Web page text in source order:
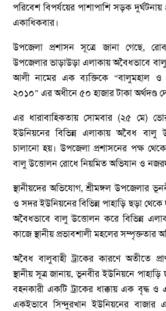
পরিবেশ বিপর্যয়ের পাশাপাশি সড়ক দুর্ঘটনায়
একাধিকবার।
উপজেলা প্রশাসন সূত্রে জানা গেছে,
উপজেলার ভাড়াউড়া এলাকায় অবৈধভাবে
আলী নামের এক ব্যক্তিকে “বালুমহাল ও
২০১০” এর অধীনে ৫০ হাজার টাকা অর্থদণ্ড
এর ধারাবাহিকতায় সোমবার (২৫ মে)
ইউনিয়নের বিভিন্ন এলাকায় অবৈধ বালু
চালানো হয়। উপজেলা প্রশাসনের পক্ষ
বালু উত্তোলন রোধে নিয়মিত অভিযান ও
স্থানীয়দের অভিযোগ, শ্রীমঙ্গল উপজেলার
ও সদর ইউনিয়নের বিভিন্ন পাহাড়ি ছড়া থেকে
অবৈধভাবে বালু উত্তোলন করে বিভিন্ন
কাজে স্থানীয় প্রভাবশালী মহলের সম্পৃক্ততার
অবৈধ বালুবাহী ট্রাকের কারণে অতীতে
স্থানীয় সূত্র জানায়, ভূনবীর ইউনিয়নে
বহনকারী একটি ট্রাকের ধাক্কায় এক বৃদ্ধ
একইভাবে সিন্দুরখান ইউনিয়নের বাজার